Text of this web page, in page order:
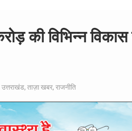
की विभिन्न
उत्तराखंड, ताज़ा खबर, राजनीति